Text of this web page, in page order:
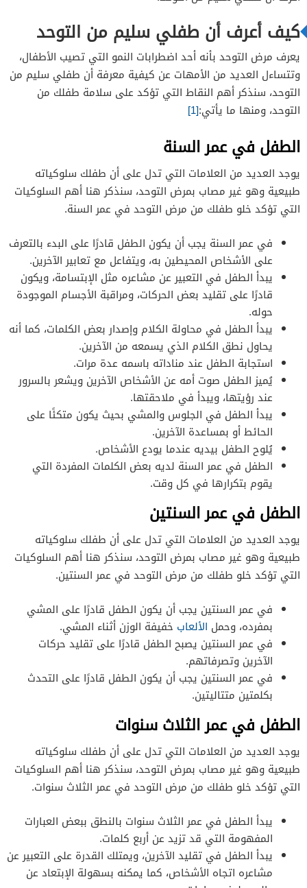
كيف أعرف أن طفلي سليم من التوحد
يعرف مرض التوحد بأنه أحد اضطرابات النمو التي تصيب الأطفال،
وتتساءل العديد من الأمهات عن كيفية معرفة أن طفلي سليم من
التوحد، سنذكر أهم النقاط التي تؤكد على سلامة طفلك من
التوحد، ومنها ما يأتي:[1]
الطفل في عمر السنة
يوجد العديد من العلامات التي تدل على أن طفلك سلوكياته
طبيعية وهو غير مصاب بمرض التوحد، سنذكر هنا أهم السلوكيات
التي تؤكد خلو طفلك من مرض التوحد في عمر السنة.
في عمر السنة يجب أن يكون الطفل قادرًا على البدء بالتعرف
على الأشخاص المحيطين به، ويتفاعل مع تعابير الآخرين.
يبدأ الطفل في التعبير عن مشاعره مثل الإبتسامة، ويكون
قادرًا على تقليد بعض الحركات، ومراقبة الأجسام الموجودة
حوله.
يبدأ الطفل في محاولة الكلام وإصدار بعض الكلمات، كما أنه
يحاول نطق الكلام الذي يسمعه من الآخرين.
استجابة الطفل عند مناداته باسمه عدة مرات.
يُميز الطفل صوت أمه عن الأشخاص الآخرين ويشعر بالسرور
عند رؤيتها، ويبدأ في ملاحقتها.
يبدأ الطفل في الجلوس والمشي بحيث يكون متكئًا على
الحائط أو بمساعدة الآخرين.
يُلوح الطفل بيديه عندما يودع الأشخاص.
الطفل في عمر السنة لديه بعض الكلمات المفردة التي
يقوم بتكرارها في كل وقت.
الطفل في عمر السنتين
يوجد العديد من العلامات التي تدل على أن طفلك سلوكياته
طبيعية وهو غير مصاب بمرض التوحد، سنذكر هنا أهم السلوكيات
التي تؤكد خلو طفلك من مرض التوحد في عمر السنتين.
في عمر السنتين يجب أن يكون الطفل قادرًا على المشي
بمفرده، وحمل الألعاب خفيفة الوزن أثناء المشي.
في عمر السنتين يصبح الطفل قادرًا على تقليد حركات
الآخرين وتصرفاتهم.
في عمر السنتين يجب أن يكون الطفل قادرًا على التحدث
بكلمتين متتاليتين.
الطفل في عمر الثلاث سنوات
يوجد العديد من العلامات التي تدل على أن طفلك سلوكياته
طبيعية وهو غير مصاب بمرض التوحد، سنذكر هنا أهم السلوكيات
التي تؤكد خلو طفلك من مرض التوحد في عمر الثلاث سنوات.
يبدأ الطفل في عمر الثلاث سنوات بالنطق ببعض العبارات
المفهومة التي قد تزيد عن أربع كلمات.
يبدأ الطفل في تقليد الآخرين، ويمتلك القدرة على التعبير عن
مشاعره اتجاه الأشخاص، كما يمكنه بسهولة الإبتعاد عن